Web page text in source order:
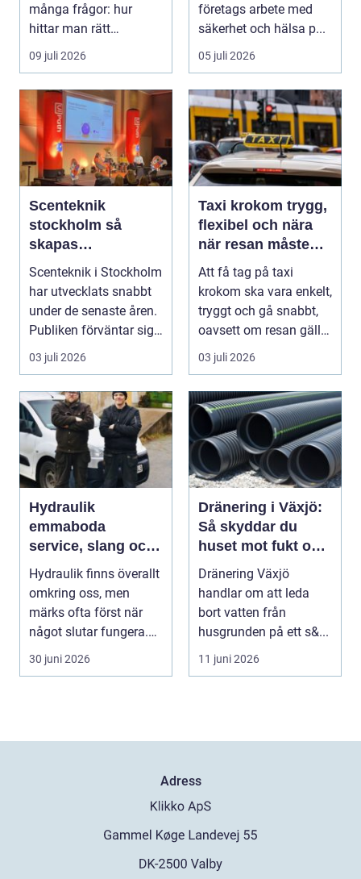
många frågor: hur
hittar man rätt
leverantör, vad skilje...
09 juli 2026
företags arbete med
säkerhet och hälsa p...
05 juli 2026
Scenteknik
stockholm så
skapas
minnesvärda
upplevelser på
scen
Scenteknik i Stockholm
har utvecklats snabbt
under de senaste åren.
Publiken förväntar sig i
dag mer...
03 juli 2026
Taxi krokom trygg,
flexibel och nära
när resan måste
fungera
Att få tag på taxi
krokom ska vara enkelt,
tryggt och gå snabbt,
oavsett om resan gäller
jobbet, bar...
03 juli 2026
Hydraulik
emmaboda
service, slang och
smarta lösningar
nära till hands
Hydraulik finns överallt
omkring oss, men
märks ofta först när
något slutar fungera.
Maskiner stanna...
30 juni 2026
Dränering i Växjö:
Så skyddar du
huset mot fukt och
vattenskador
Dränering Växjö
handlar om att leda
bort vatten från
husgrunden på ett s&...
11 juni 2026
Adress